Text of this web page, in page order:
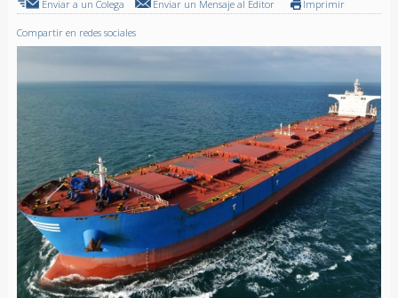
Enviar a un Colega Enviar un Mensaje al Editor Imprimir
Compartir en redes sociales